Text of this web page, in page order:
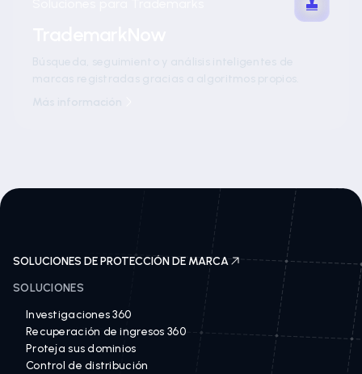
SOLUCIONES DE PROTECCIÓN DE MARCA
SOLUCIONES
Investigaciones 360
Recuperación de ingresos 360
Proteja sus dominios
Control de distribución